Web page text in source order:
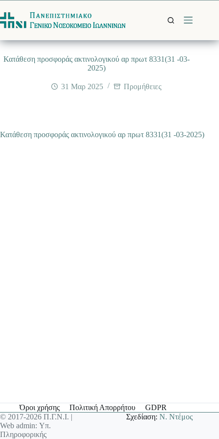
στο
περιεχόμενο
Κατάθεση προσφοράς ακτινολογικού αρ πρωτ 8331(31 -03-
2025)
31 Μαρ 2025 Προμήθειες
Κατάθεση προσφοράς ακτινολογικού αρ πρωτ 8331(31 -03-2025)
Όροι χρήσης Πολιτική Απορρήτου
GDPR
© 2017-2026 Π.Γ.Ν.Ι. |
Web admin: Υπ.
Πληροφορικής
Σχεδίαση:Ν. Ντέμος